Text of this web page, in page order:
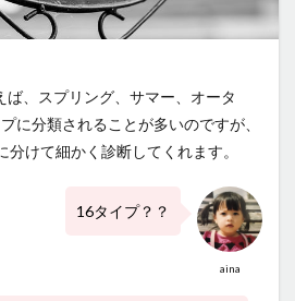
、スプリング、サマー、オータ
に分類されることが多いのですが、
けて細かく診断してくれます。
aina
16タイプ？？